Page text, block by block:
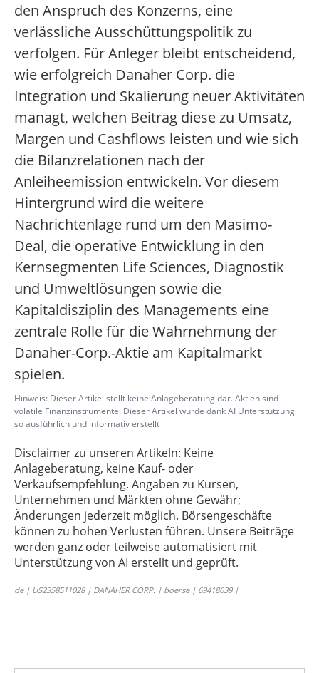
den Anspruch des Konzerns, eine
verlässliche Ausschüttungspolitik zu
verfolgen. Für Anleger bleibt entscheidend,
wie erfolgreich Danaher Corp. die
Integration und Skalierung neuer Aktivitäten
managt, welchen Beitrag diese zu Umsatz,
Margen und Cashflows leisten und wie sich
die Bilanzrelationen nach der
Anleiheemission entwickeln. Vor diesem
Hintergrund wird die weitere
Nachrichtenlage rund um den Masimo-
Deal, die operative Entwicklung in den
Kernsegmenten Life Sciences, Diagnostik
und Umweltlösungen sowie die
Kapitaldisziplin des Managements eine
zentrale Rolle für die Wahrnehmung der
Danaher-Corp.-Aktie am Kapitalmarkt
spielen.
Hinweis: Dieser Artikel stellt keine Anlageberatung dar. Aktien sind
volatile Finanzinstrumente. Dieser Artikel wurde dank AI Unterstützung
so ausführlich und informativ erstellt
Disclaimer zu unseren Artikeln: Keine
Anlageberatung, keine Kauf- oder
Verkaufsempfehlung. Angaben zu Kursen,
Unternehmen und Märkten ohne Gewähr;
Änderungen jederzeit möglich. Börsengeschäfte
können zu hohen Verlusten führen. Unsere Beiträge
werden ganz oder teilweise automatisiert mit
Unterstützung von AI erstellt und geprüft.
de | US2358511028 | DANAHER CORP. | boerse | 69418639 |